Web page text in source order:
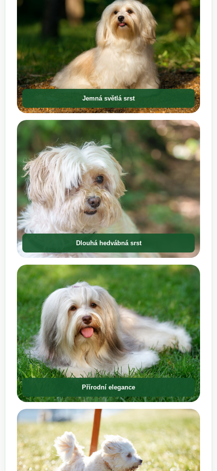
Jemná světlá srst
Dlouhá hedvábná srst
Přírodní elegance